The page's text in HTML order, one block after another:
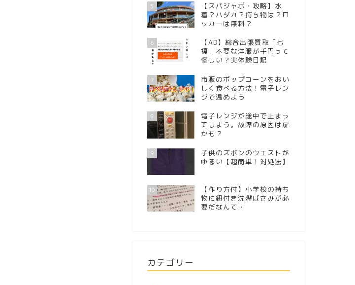
5
【スパジャポ・攻略】水
着？ハダカ？持ち物は？ロ
ッカーは無料？
6
【AD】総合出張買取「七
福」不要な洋服が千円って
怪しい？実体験日記
7
市販のポップコーンをおい
しく食べる方法！電子レン
ジで温めよう
8
電子レンジが途中で止まっ
てしまう。故障の原因は扉
かも？
9
子供のズボンのウエストが
ゆるい【超簡単！対処法】
10
【作り方付】小学校の持ち
物に紐付き洗濯ばさみが必
要だなんて…
カテゴリー